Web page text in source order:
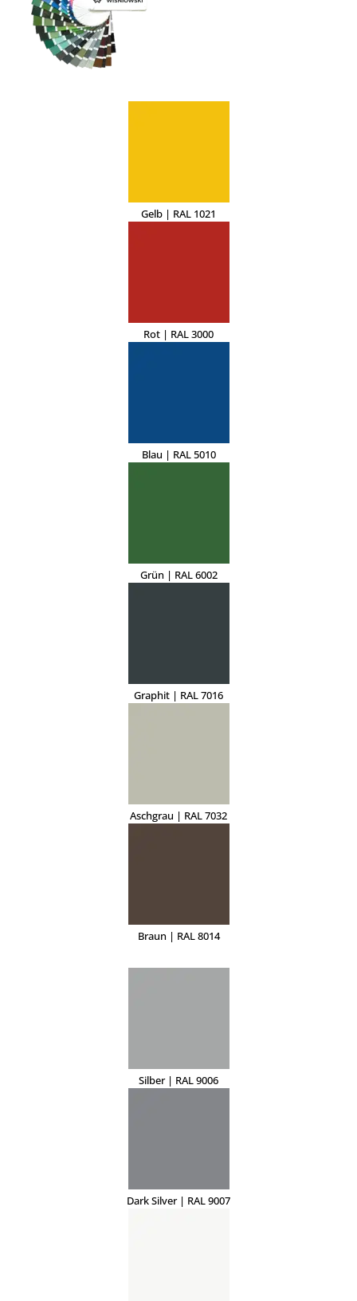
Gelb | RAL 1021
Rot | RAL 3000
Blau | RAL 5010
Grün | RAL 6002
Graphit | RAL 7016
Aschgrau | RAL 7032
Braun | RAL 8014
Silber | RAL 9006
Dark Silver | RAL 9007